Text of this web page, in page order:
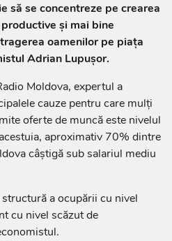
să se concentreze pe crearea
și mai bine
oamenilor pe piața
Adrian Lupușor.
Moldova, expertul a
cauze pentru care mulți
oferte de muncă este nivelul
aproximativ 70% dintre
câștigă sub salariul mediu
a ocupării cu nivel
cu nivel scăzut de